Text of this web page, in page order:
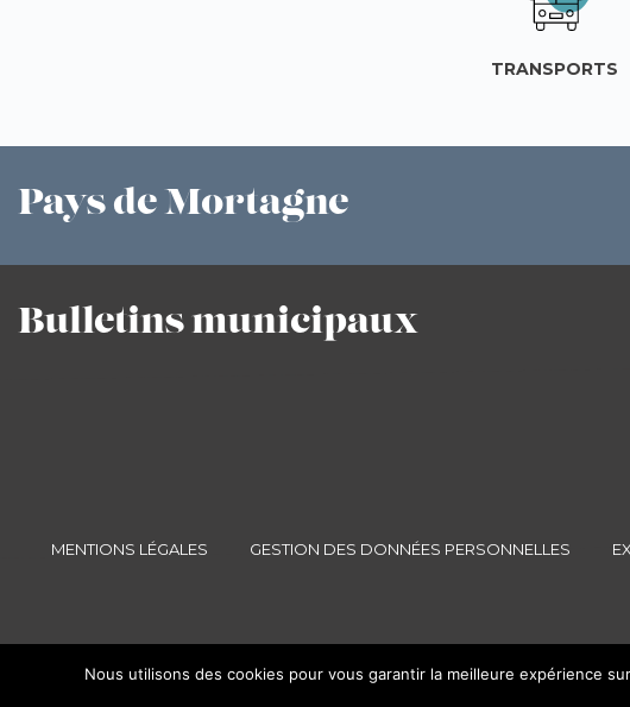
TRANSPORTS
Pays de Mortagne
Bulletinsmunicipaux
MENTIONS LÉGALES GESTION DES DONNÉES PERSONNELLES
Nous utilisons des cookies pour vous garantir la meilleure expérience